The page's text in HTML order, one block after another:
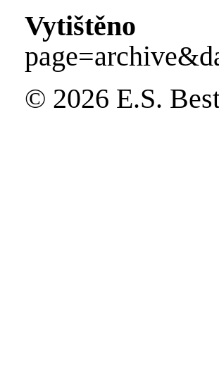
Vytištěno
© 2026 E.S.